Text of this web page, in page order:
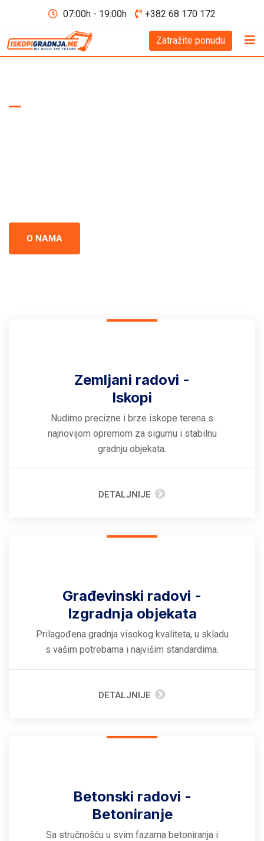
07:00h - 19:00h +382 68 170 172
Zatražite ponudu
O NAMA
Zemljani radovi -
Iskopi
Nudimo precizne i brze iskope terena s
najnovijom opremom za sigurnu i stabilnu
gradnju objekata.
DETALJNIJE
Građevinski radovi -
Izgradnja objekata
Prilagođena gradnja visokog kvaliteta, u skladu
s vašim potrebama i najvišim standardima.
DETALJNIJE
Betonski radovi -
Betoniranje
Sa stručnošću u svim fazama betoniranja i